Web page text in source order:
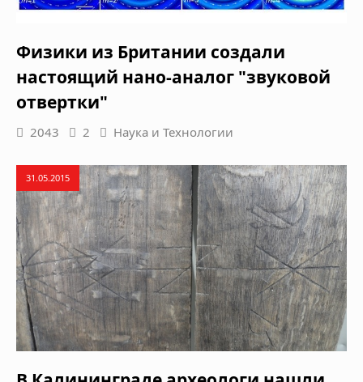
Физики из Британии создали
настоящий нано-аналог "звуковой
отвертки"
2043 2 Наука и Технологии
31.05.2015